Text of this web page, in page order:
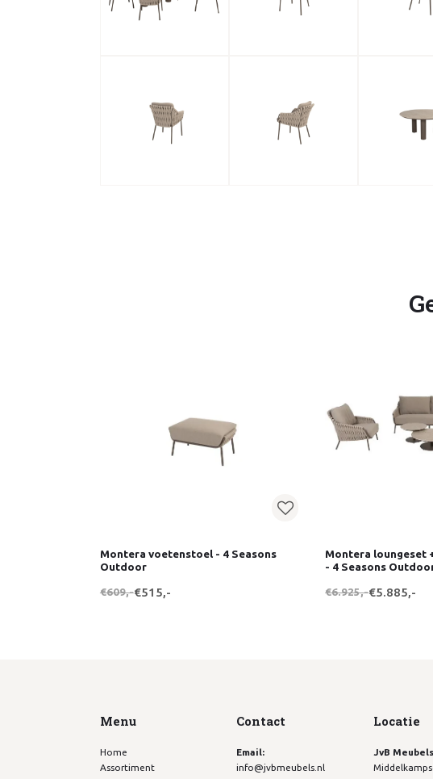
Montera voetenstoel - 4 Seasons
Outdoor
€609,-€515,-
Montera loungeset
- 4 Seasons
€6.925,-€5.885,-
Menu
Home
Assortiment
Contact
Email:
info@jvbmeubels.nl
Locatie
JvB Meubels